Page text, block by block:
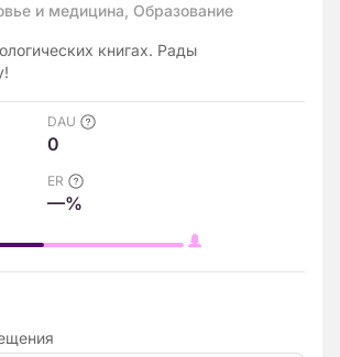
и медицина, Образование
книгах. Рады
DAU
0
ER
—%